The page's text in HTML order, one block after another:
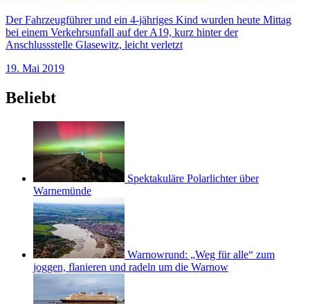
Der Fahrzeugführer und ein 4-jähriges Kind wurden heute Mittag
bei einem Verkehrsunfall auf der A19, kurz hinter der
Anschlussstelle Glasewitz, leicht verletzt
19. Mai 2019
Beliebt
Spektakuläre Polarlichter über
Warnemünde
Warnowrund: „Weg für alle“ zum
joggen, flanieren und radeln um die Warnow